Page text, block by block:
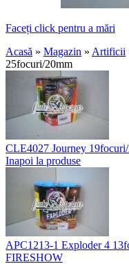
Faceți click pentru a mări
Acasă » Magazin » Artificii
25focuri/20mm
CLE4027 Journey
Inapoi la produse
APC1213-1 Exploder 4
FIRESHOW